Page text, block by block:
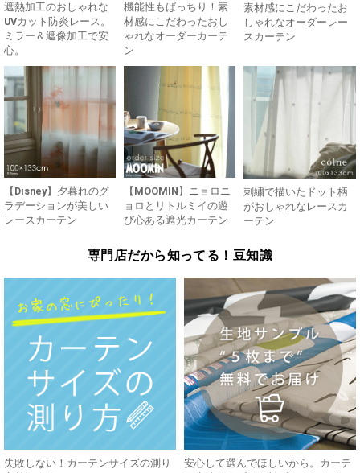
遮熱加工のおしゃれな
UVカット防炎レース。
ミラー＆遮像加工で安
心。
機能性もばっちり！素
材感にこだわったおし
ゃれなオーダーカーテ
ン
素材感にこだわったお
しゃれなオーダーレー
スカーテン
【Disney】夕暮れのグ
ラデーションが美しい
レースカーテン
【MOOMIN】ニョロニ
ョロとリトルミイの遊
び心ある遮光カーテン
刺繍で描いたドット柄
がおしゃれなレースカ
ーテン
専門店だから知ってる！豆知識
失敗しない！カーテンサイズの測り
安心して選んでほしいから。カーテ